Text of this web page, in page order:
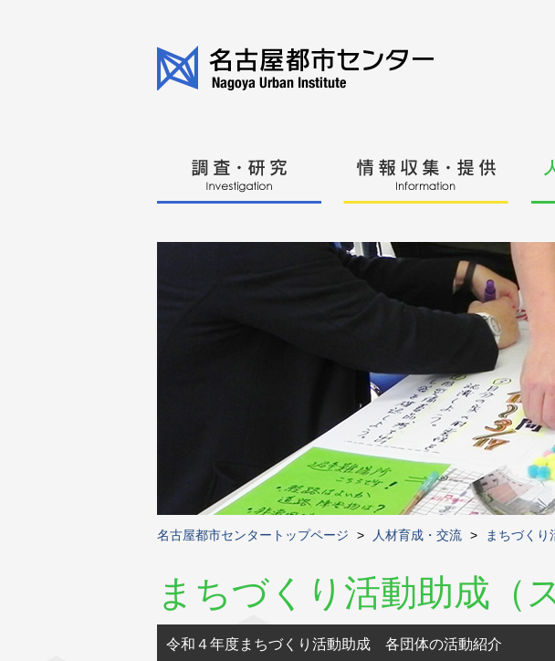
名古屋都市センタートップページ > 人材育成・交流 > まちづくり
まちづくり活動助成（
令和４年度まちづくり活動助成 各団体の活動紹介